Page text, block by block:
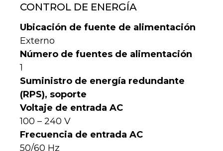
CONTROL DE ENERGÍA
Ubicación de fuente de alimentación
Externo
Número de fuentes de alimentación
1
Suministro de energía redundante
(RPS), soporte
Voltaje de entrada AC
100 – 240 V
Frecuencia de entrada AC
50/60 Hz